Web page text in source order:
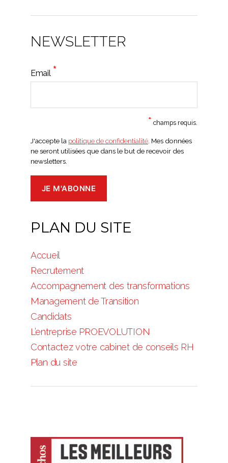
NEWSLETTER
Email *
* champs requis.
J'accepte la politique de confidentialité . Mes données
ne seront utilisées que dans le but de recevoir des
newsletters.
PLAN DU SITE
Accueil
Recrutement
Accompagnement des transformations
Management de Transition
Candidats
L’entreprise PROEVOLUTION
Contactez votre cabinet de conseils RH
Plan du site